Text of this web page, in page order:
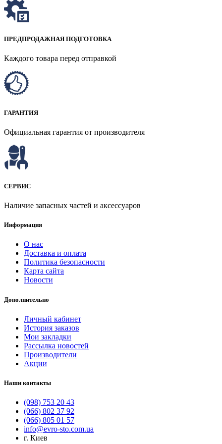
ПРЕДПРОДАЖНАЯ ПОДГОТОВКА
Каждого товара перед отправкой
ГАРАНТИЯ
Официальная гарантия от производителя
СЕРВИС
Наличие запасных частей и аксессуаров
Информация
О нас
Доставка и оплата
Политика безопасности
Карта сайта
Новости
Дополнительно
Личный кабинет
История заказов
Мои закладки
Рассылка новостей
Производители
Акции
Наши контакты
(098) 753 20 43
(066) 802 37 92
(066) 805 01 57
info@evro-sto.com.ua
г. Киев